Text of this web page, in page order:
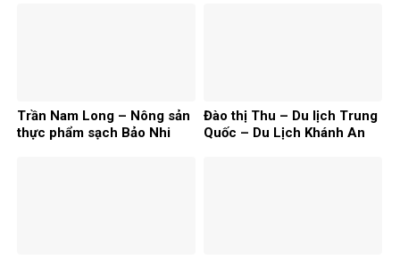
Trần Nam Long – Nông sản
thực phẩm sạch Bảo Nhi
Đào thị Thu – Du lịch Trung
Quốc – Du Lịch Khánh An